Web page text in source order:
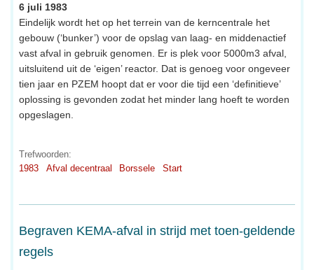
6 juli 1983
Eindelijk wordt het op het terrein van de kerncentrale het
gebouw (‘bunker’) voor de opslag van laag- en middenactief
vast afval in gebruik genomen. Er is plek voor 5000m3 afval,
uitsluitend uit de ‘eigen’ reactor. Dat is genoeg voor ongeveer
tien jaar en PZEM hoopt dat er voor die tijd een ‘definitieve’
oplossing is gevonden zodat het minder lang hoeft te worden
opgeslagen.
Trefwoorden:
1983
Afval decentraal Borssele Start
Begraven KEMA-afval in strijd met toen-geldende
regels